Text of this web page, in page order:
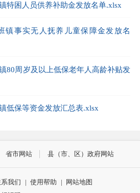
特困人员供养补助金发放名单.xlsx
镇事实无人抚养儿童保障金发放名
80周岁及以上低保老年人高龄补贴发
低保等资金发放汇总表.xlsx
省市网站 县（市、区）政府网站
我们 | 使用帮助 |
网站地图